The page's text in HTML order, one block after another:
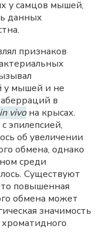
у самцов мышей,
данных
признаков
у мышей и не
в
in vivoна крысах.
эпилепсией,
об увеличении
обмена, однако
среди
Существуют
повышенная
обмена может
значимость